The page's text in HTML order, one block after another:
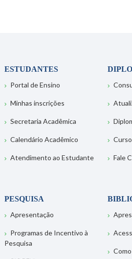
ESTUDANTES
Portal de Ensino
Minhas inscrições
Secretaria Acadêmica
Calendário Acadêmico
Atendimento ao Estudante Fale
PESQUISA
Apresentação
Programas de Incentivo à
Pesquisa